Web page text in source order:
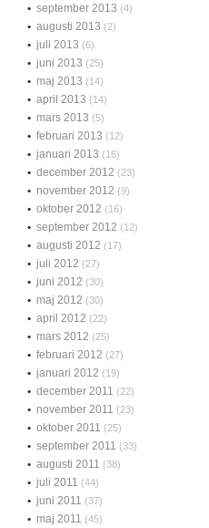
september 2013 (4)
augusti 2013 (2)
juli 2013 (6)
juni 2013 (25)
maj 2013 (14)
april 2013 (14)
mars 2013 (5)
februari 2013 (12)
januari 2013 (16)
december 2012 (23)
november 2012 (9)
oktober 2012 (16)
september 2012 (12)
augusti 2012 (17)
juli 2012 (27)
juni 2012 (30)
maj 2012 (30)
april 2012 (22)
mars 2012 (25)
februari 2012 (27)
januari 2012 (19)
december 2011 (22)
november 2011 (23)
oktober 2011 (25)
september 2011 (33)
augusti 2011 (38)
juli 2011 (44)
juni 2011 (37)
maj 2011 (45)